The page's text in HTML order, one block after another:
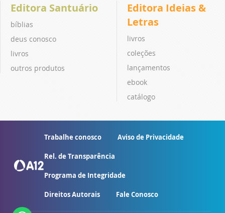
Editora Santuário
bíblias
deus conosco
livros
outros produtos
Editora Ideias &
Letras
livros
coleções
lançamentos
ebook
catálogo
Trabalhe conosco Aviso de Privacidade
Rel. de Transparência
Programa de Integridade
Direitos Autorais Fale Conosco